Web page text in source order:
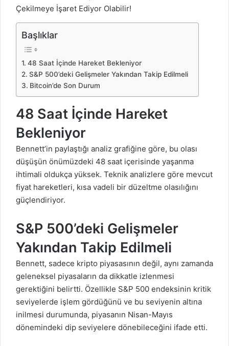
Başlıklar
48 Saat İçinde Hareket Bekleniyor
S&P 500’deki Gelişmeler Yakından Takip Edilmeli
Bitcoin’de Son Durum
48 Saat İçinde Hareket
Bekleniyor
Bennett’in paylaştığı analiz grafiğine göre, bu olası
düşüşün önümüzdeki 48 saat içerisinde yaşanma
ihtimali oldukça yüksek. Teknik analizlere göre mevcut
fiyat hareketleri, kısa vadeli bir düzeltme olasılığını
güçlendiriyor.
S&P 500’deki Gelişmeler
Yakından Takip Edilmeli
Bennett, sadece kripto piyasasının değil, aynı zamanda
geleneksel piyasaların da dikkatle izlenmesi
gerektiğini belirtti. Özellikle S&P 500 endeksinin kritik
seviyelerde işlem gördüğünü ve bu seviyenin altına
inilmesi durumunda, piyasanın Nisan-Mayıs
dönemindeki dip seviyelere dönebileceğini ifade etti.